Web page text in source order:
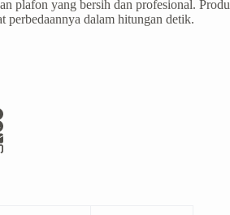
plafon yang bersih dan profesional.
perbedaannya dalam hitungan detik.